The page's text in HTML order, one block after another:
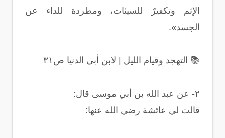
الإثم وتكفيرٌ للسيئات، ومطردة للداء عن
الجسد».
📚 التهجد وقيام الليل | لابن أبي الدنيا ص٣١
٢- عن عبد الله بن أبي موسى قال:
قالت لي عائشة رضي الله عنها: